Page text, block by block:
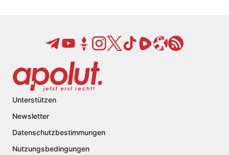
Unterstützen
Newsletter
Datenschutzbestimmungen
Nutzungsbedingungen